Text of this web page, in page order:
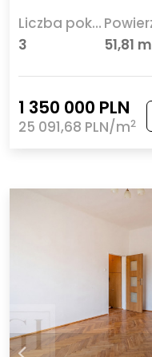
Liczba pokoi
3
51,81 m
1 350 000 PLN
25 091,68 PLN/m2